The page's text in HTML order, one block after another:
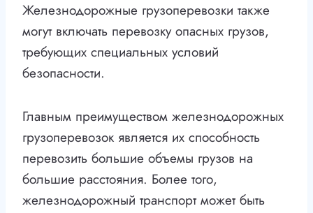
Железнодорожные грузоперевозки также
могут включать перевозку опасных грузов,
требующих специальных условий
безопасности.
Главным преимуществом железнодорожных
грузоперевозок является их способность
перевозить большие объемы грузов на
большие расстояния. Более того,
железнодорожный транспорт может быть